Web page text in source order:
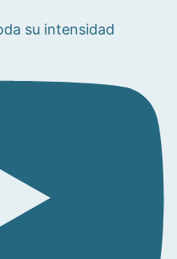
su intensidad